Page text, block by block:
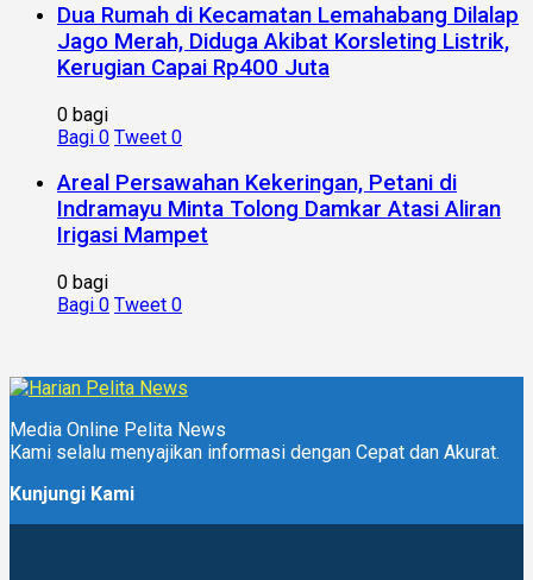
Dua Rumah di Kecamatan Lemahabang Dilalap
Jago Merah, Diduga Akibat Korsleting Listrik,
Kerugian Capai Rp400 Juta
0 bagi
Bagi 0 Tweet 0
Areal Persawahan Kekeringan, Petani di
Indramayu Minta Tolong Damkar Atasi Aliran
Irigasi Mampet
0 bagi
Bagi 0 Tweet 0
Media Online Pelita News
Kami selalu menyajikan informasi dengan Cepat dan Akurat.
Kunjungi Kami